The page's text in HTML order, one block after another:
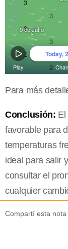
Para más
Conclusión: El
favorable para
temperaturas
ideal para salir
consultar el
cualquier
Compartí esta nota